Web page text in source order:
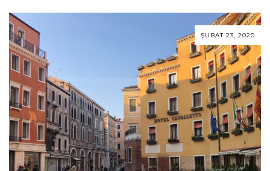
ŞUBAT 23, 2020